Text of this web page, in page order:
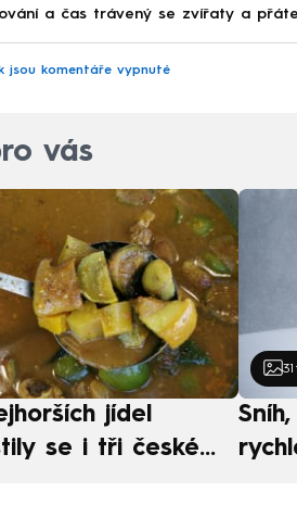
a čas trávený se zvířaty a
jsou komentáře vypnuté
vás
jídel
se i tři české
31